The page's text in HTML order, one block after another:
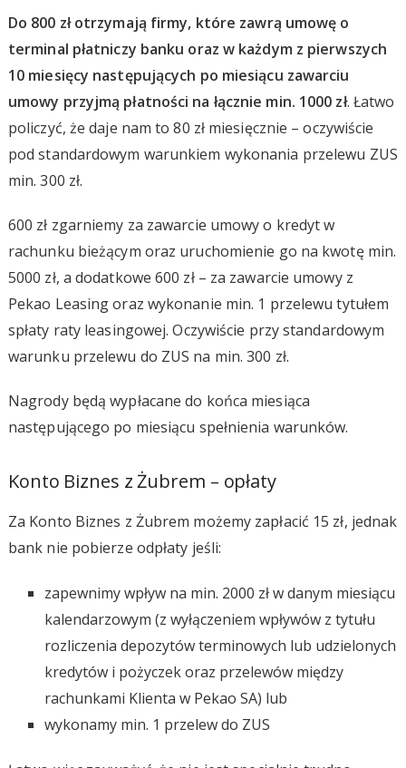
Do 800 zł otrzymają firmy, które zawrą umowę o
terminal płatniczy banku oraz w każdym z pierwszych
10 miesięcy następujących po miesiącu zawarciu
umowy przyjmą płatności na łącznie min. 1000 zł. Łatwo
policzyć, że daje nam to 80 zł miesięcznie – oczywiście
pod standardowym warunkiem wykonania przelewu ZUS
min. 300 zł.
600 zł zgarniemy za zawarcie umowy o kredyt w
rachunku bieżącym oraz uruchomienie go na kwotę min.
5000 zł, a dodatkowe 600 zł – za zawarcie umowy z
Pekao Leasing oraz wykonanie min. 1 przelewu tytułem
spłaty raty leasingowej. Oczywiście przy standardowym
warunku przelewu do ZUS na min. 300 zł.
Nagrody będą wypłacane do końca miesiąca
następującego po miesiącu spełnienia warunków.
Konto Biznes z Żubrem – opłaty
Za Konto Biznes z Żubrem możemy zapłacić 15 zł, jednak
bank nie pobierze odpłaty jeśli:
zapewnimy wpływ na min. 2000 zł w danym miesiącu
kalendarzowym (z wyłączeniem wpływów z tytułu
rozliczenia depozytów terminowych lub udzielonych
kredytów i pożyczek oraz przelewów między
rachunkami Klienta w Pekao SA) lub
wykonamy min. 1 przelew do ZUS